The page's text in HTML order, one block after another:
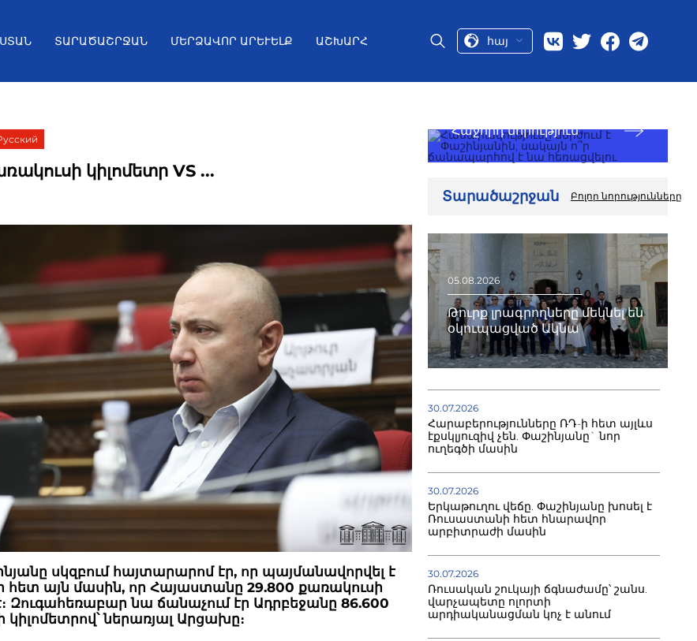
ՏԱՐԱԾԱՇՐՋԱՆ ՄԵՐՁԱՎՈՐ ԱՐԵՒԵԼՔ ԱՇԽԱՐՀ հայ
կիլոմետր VS ...
սկզբում հայտարարոմ էր, որ պայմանավորվել է
հետ այն մասին, որ Հայաստանը 29.800 քառակուսի
Զուգահեռաբար նա ճանաչում էր Ադրբեջանը 86.600
կիլոմետրով՝ ներառյալ Արցախը։
Հաջորդ նորություն
Տարածաշրջան Բոլոր նորությունները
05.08.2026
Թուրք լրագրողները մեկնել են
օկուպացված Ակնա
30.07.2026
Հարաբերությունները ՌԴ-ի հետ այլևս
էքսկլյուզիվ չեն. Փաշինյանը` նոր
ուղեգծի մասին
30.07.2026
Երկաթուղու վեճը. Փաշինյանը խոսել է
Ռուսաստանի հետ հնարավոր
արբիտրաժի մասին
30.07.2026
Ռուսական շուկայի ճգնաժամը՝ շանս.
վարչապետը ոլորտի
արդիականացման կոչ է անում